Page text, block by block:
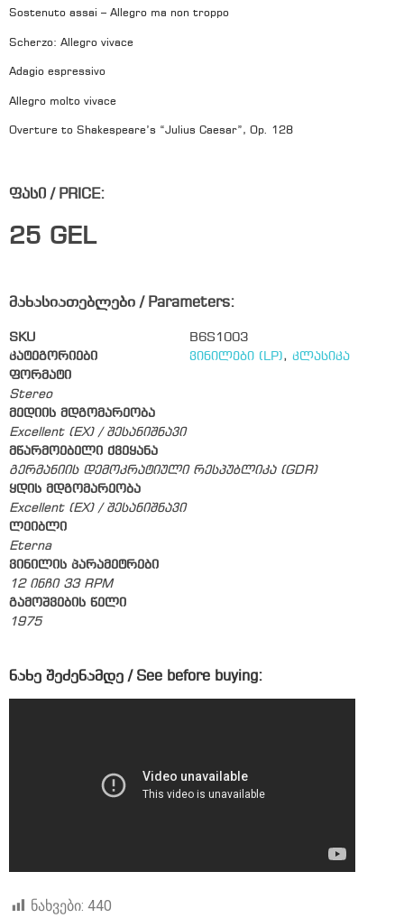
Sostenuto assai – Allegro ma non troppo
Scherzo: Allegro vivace
Adagio espressivo
Allegro molto vivace
Overture to Shakespeare’s “Julius Caesar”, Op. 128
ფასი / PRICE:
25 GEL
მახასიათებლები / Parameters:
SKU
B6S1003
კატეგორიები
ვინილები (LP), კლასიკა
ფორმატი
Stereo
მედიის მდგომარეობა
Excellent (EX) / შესანიშნავი
მწარმოებელი ქვეყანა
გერმანიის დემოკრატიული რესპუბლიკა (GDR)
ყდის მდგომარეობა
Excellent (EX) / შესანიშნავი
ლეიბლი
Eterna
ვინილის პარამეტრები
12 ინჩი 33 RPM
გამოშვების წელი
1975
ნახე შეძენამდე / See before buying:
ნახვები: 440